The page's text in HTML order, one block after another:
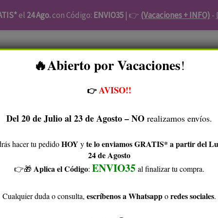
el 24 Ago.con Código: ENVIO35| 👉 (Vacaciones + INFO) -
Piel Atópica Facial Cabello Higiene
Accesorios Ofertas Kunaq Blog Sobre Kunaq
Inicio
biodegradable
Esponja de
Esponja
de
-
🔥​Abierto por Vacaciones!
👉AVISO!!
Del 20 de Julio al 23 de Agosto – NOrealizamos envíos.
hacer tu pedidoHOY yte lo enviamos GRATIS* a partir del
24 de Agosto
👉🎁​ Aplica el Código: ENVIO35 al finalizar tu compra.
Cualquier duda o consulta, escríbenos a Whatsapporedes sociales.